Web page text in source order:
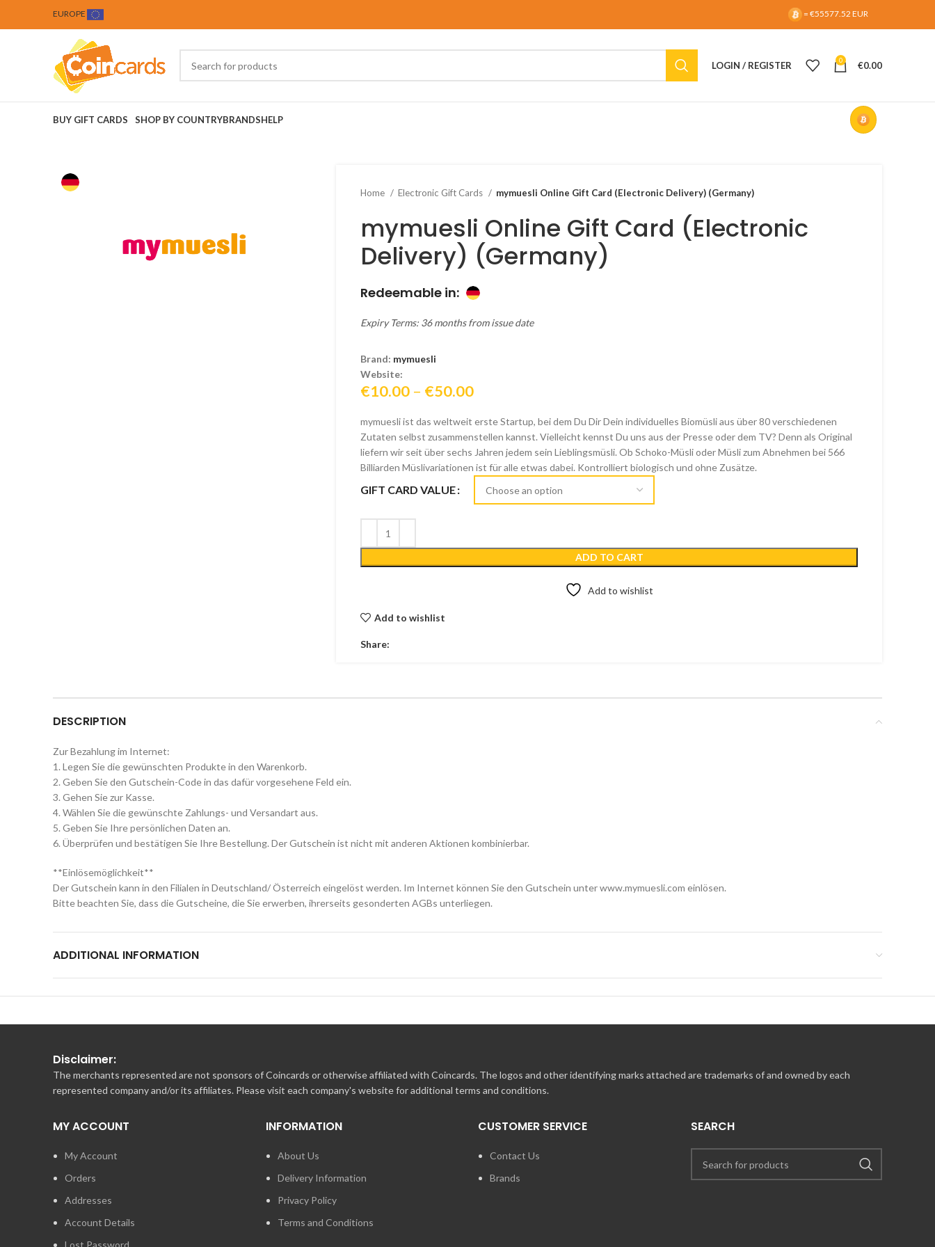
EUROPE = €55577.52 EUR
LOGIN / REGISTER 0 €0.00
BUY GIFT CARDS SHOP BY COUNTRYBRANDSHELP
Home Electronic Gift Cards mymuesli Online Gift Card (Electronic Delivery) (Germany)
mymuesli Online Gift Card (Electronic
Delivery) (Germany)
Redeemable in:
Expiry Terms: 36 months from issue date
Brand: mymuesli
Website:
€10.00 – €50.00Price
€10.00
through
€50.00
mymuesli ist das weltweit erste Startup, bei dem Du Dir Dein individuelles Biomüsli aus über 80 verschiedenen
Zutaten selbst zusammenstellen kannst. Vielleicht kennst Du uns aus der Presse oder dem TV? Denn als Original
liefern wir seit über sechs Jahren jedem sein Lieblingsmüsli. Ob Schoko-Müsli oder Müsli zum Abnehmen bei 566
Billiarden Müslivariationen ist für alle etwas dabei. Kontrolliert biologisch und ohne Zusätze.
GIFT CARD VALUE
ADD TO CART
Add to wishlist
Add to wishlist
Share:
DESCRIPTION
Zur Bezahlung im Internet:
1. Legen Sie die gewünschten Produkte in den Warenkorb.
2. Geben Sie den Gutschein-Code in das dafür vorgesehene Feld ein.
3. Gehen Sie zur Kasse.
4. Wählen Sie die gewünschte Zahlungs- und Versandart aus.
5. Geben Sie Ihre persönlichen Daten an.
6. Überprüfen und bestätigen Sie Ihre Bestellung. Der Gutschein ist nicht mit anderen Aktionen kombinierbar.
**Einlösemöglichkeit**
Der Gutschein kann in den Filialen in Deutschland/ Österreich eingelöst werden. Im Internet können Sie den Gutschein unter www.mymuesli.com einlösen.
Bitte beachten Sie, dass die Gutscheine, die Sie erwerben, ihrerseits gesonderten AGBs unterliegen.
** Anzahl einlösbarer Gutscheine**
** Gültigkeit**
** Lieferbedingungen**
Der Versand erfolgt nach Deutschland und Österreich. Informationen zur Lieferung entnehmen Sie bitte der Webseite.
ADDITIONAL INFORMATION
Disclaimer:
The merchants represented are not sponsors of Coincards or otherwise affiliated with Coincards. The logos and other identifying marks attached are trademarks of and owned by each
represented company and/or its affiliates. Please visit each company's website for additional terms and conditions.
MY ACCOUNT
My Account
Orders
Addresses
Account Details
Lost Password
INFORMATION
About Us
Delivery Information
Privacy Policy
Terms and Conditions
CUSTOMER SERVICE
Contact Us
Brands
SEARCH